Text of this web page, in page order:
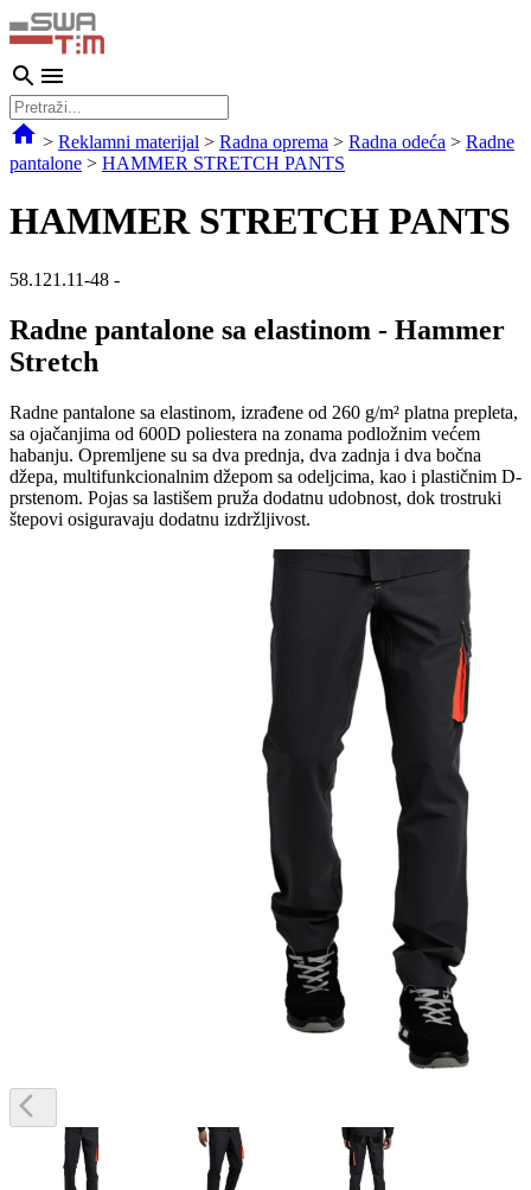
> Reklamni materijal > Radna oprema > Radna odeća > Radne
pantalone > HAMMER STRETCH PANTS
HAMMER STRETCH PANTS
58.121.11-48 -
Radne pantalone sa elastinom - Hammer
Stretch
Radne pantalone sa elastinom, izrađene od 260 g/m² platna prepleta,
sa ojačanjima od 600D poliestera na zonama podložnim većem
habanju. Opremljene su sa dva prednja, dva zadnja i dva bočna
džepa, multifunkcionalnim džepom sa odeljcima, kao i plastičnim D-
prstenom. Pojas sa lastišem pruža dodatnu udobnost, dok trostruki
štepovi osiguravaju dodatnu izdržljivost.